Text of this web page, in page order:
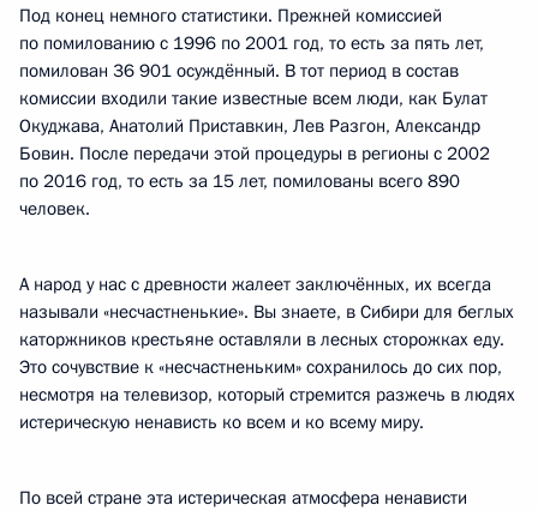
Под конец немного статистики. Прежней комиссией
по помилованию с 1996 по 2001 год, то есть за пять лет,
помилован 36 901 осуждённый. В тот период в состав
комиссии входили такие известные всем люди, как Булат
Окуджава, Анатолий Приставкин, Лев Разгон, Александр
Бовин. После передачи этой процедуры в регионы с 2002
по 2016 год, то есть за 15 лет, помилованы всего 890
человек.
А народ у нас с древности жалеет заключённых, их всегда
называли «несчастненькие». Вы знаете, в Сибири для беглых
каторжников крестьяне оставляли в лесных сторожках еду.
Это сочувствие к «несчастненьким» сохранилось до сих пор,
несмотря на телевизор, который стремится разжечь в людях
истерическую ненависть ко всем и ко всему миру.
По всей стране эта истерическая атмосфера ненависти